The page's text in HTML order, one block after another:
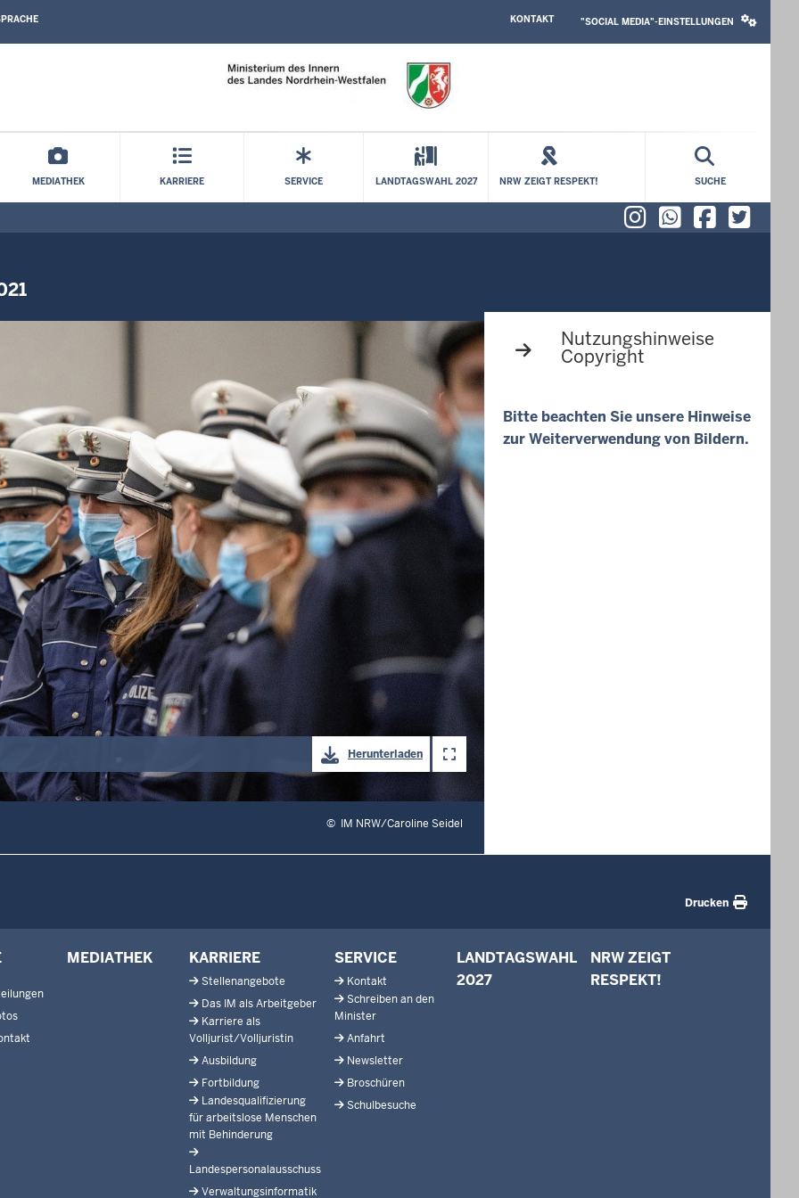
TOPKONTAKT
MEDIA
"SOCIAL MEDIA"-EINSTELLUNGEN
MEDIATHEK KARRIERE SERVICE LANDTAGSWAHL 2027 NRW ZEIGT RESPEKT! SUCHE
InstagramX
Herunterladen
© IM NRW/Caroline Seidel
Nutzungshinweise
Copyright
Bitte beachten Sie unsere Hinweise
zur Weiterverwendung von Bildern.
Drucken
MEDIATHEK KARRIERE
Stellenangebote
Das IM als Arbeitgeber
Karriere als
Volljurist/Volljuristin
Ausbildung
Fortbildung
Landesqualifizierung
für arbeitslose Menschen
mit Behinderung
Landespersonalausschuss
Verwaltungsinformatik
SERVICE
Kontakt
Schreiben an den
Minister
Anfahrt
Newsletter
Broschüren
Schulbesuche
LANDTAGSWAHL
2027
NRW ZEIGT
RESPEKT!